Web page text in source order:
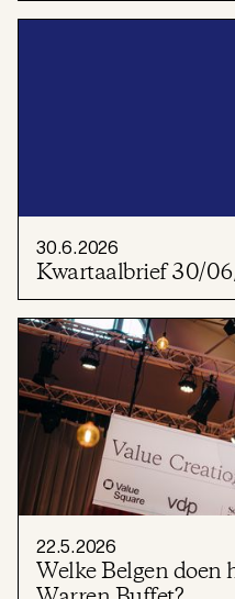
30.6.2026
Kwartaalbrief 30/
22.5.2026
Welke Belgen doen